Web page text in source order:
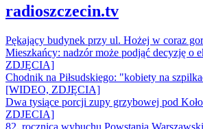
radioszczecin.tv
Pękający budynek przy ul. Hożej w coraz
Mieszkańcy: nadzór może podjąć decyzję o
ZDJĘCIA]
Chodnik na Piłsudskiego: "kobiety na
[WIDEO, ZDJĘCIA]
Dwa tysiące porcji zupy grzybowej pod
ZDJECIA]
82. rocznica wybuchu Powstania